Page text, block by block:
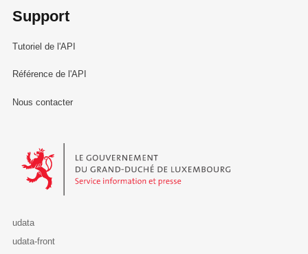
Support
Tutoriel de l'API
Référence de l'API
Nous contacter
Le Gouvernement du Grand-Duché de Luxembourg - Service
udata
udata-front